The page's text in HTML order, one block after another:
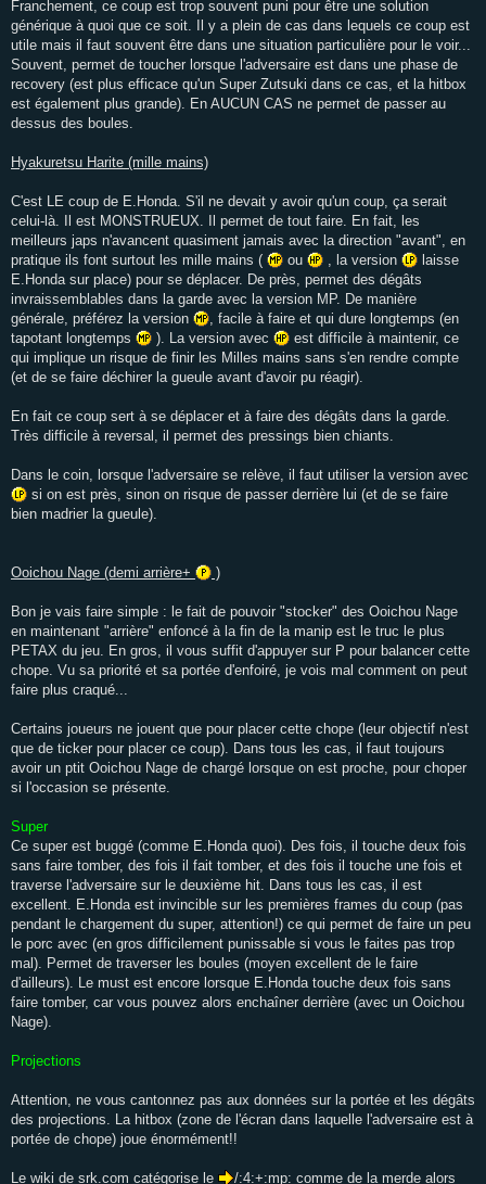
Franchement, ce coup est trop souvent puni pour être une solution
générique à quoi que ce soit. Il y a plein de cas dans lequels ce coup est
utile mais il faut souvent être dans une situation particulière pour le voir...
Souvent, permet de toucher lorsque l'adversaire est dans une phase de
recovery (est plus efficace qu'un Super Zutsuki dans ce cas, et la hitbox
est également plus grande). En AUCUN CAS ne permet de passer au
dessus des boules.
Hyakuretsu Harite (mille mains)
C'est LE coup de E.Honda. S'il ne devait y avoir qu'un coup, ça serait
celui-là. Il est MONSTRUEUX. Il permet de tout faire. En fait, les
meilleurs japs n'avancent quasiment jamais avec la direction "avant", en
pratique ils font surtout les mille mains (
ou , la version
laisse
E.Honda sur place) pour se déplacer. De près, permet des dégâts
invraissemblables dans la garde avec la version MP. De manière
générale, préférez la version
, facile à faire et qui dure longtemps (en
tapotant longtemps
). La version avec
est difficile à maintenir, ce
qui implique un risque de finir les Milles mains sans s'en rendre compte
(et de se faire déchirer la gueule avant d'avoir pu réagir).
En fait ce coup sert à se déplacer et à faire des dégâts dans la garde.
Très difficile à reversal, il permet des pressings bien chiants.
Dans le coin, lorsque l'adversaire se relève, il faut utiliser la version avec
si on est près, sinon on risque de passer derrière lui (et de se faire
bien madrier la gueule).
Ooichou Nage (demi arrière+ )
Bon je vais faire simple : le fait de pouvoir "stocker" des Ooichou Nage
en maintenant "arrière" enfoncé à la fin de la manip est le truc le plus
PETAX du jeu. En gros, il vous suffit d'appuyer sur P pour balancer cette
chope. Vu sa priorité et sa portée d'enfoiré, je vois mal comment on peut
faire plus craqué...
Certains joueurs ne jouent que pour placer cette chope (leur objectif n'est
que de ticker pour placer ce coup). Dans tous les cas, il faut toujours
avoir un ptit Ooichou Nage de chargé lorsque on est proche, pour choper
si l'occasion se présente.
Super
Ce super est buggé (comme E.Honda quoi). Des fois, il touche deux fois
sans faire tomber, des fois il fait tomber, et des fois il touche une fois et
traverse l'adversaire sur le deuxième hit. Dans tous les cas, il est
excellent. E.Honda est invincible sur les premières frames du coup (pas
pendant le chargement du super, attention!) ce qui permet de faire un peu
le porc avec (en gros difficilement punissable si vous le faites pas trop
mal). Permet de traverser les boules (moyen excellent de le faire
d'ailleurs). Le must est encore lorsque E.Honda touche deux fois sans
faire tomber, car vous pouvez alors enchaîner derrière (avec un Ooichou
Nage).
Projections
Attention, ne vous cantonnez pas aux données sur la portée et les dégâts
des projections. La hitbox (zone de l'écran dans laquelle l'adversaire est à
portée de chope) joue énormément!!
Le wiki de srk.com catégorise le
/:4:+:mp: comme de la merde alors